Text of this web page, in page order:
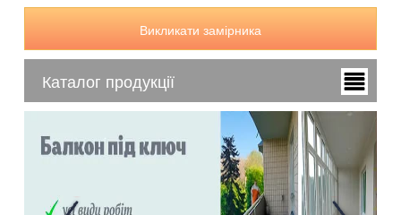
Викликати замірника
Каталог продукції